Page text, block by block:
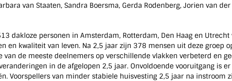
van Staaten, Sandra Boersma, Gerda Rodenberg, Jorien van
dakloze personen in Amsterdam, Rotterdam, Den Haag en Utrecht
en kwaliteit van leven. Na 2,5 jaar zijn 378 mensen uit deze groep
van de meeste deelnemers op verschillende vlakken verbeterd en
in de afgelopen 2,5 jaar. Onvoldoende vooruitgang is
Voorspellers van minder stabiele huisvesting 2,5 jaar na instroom